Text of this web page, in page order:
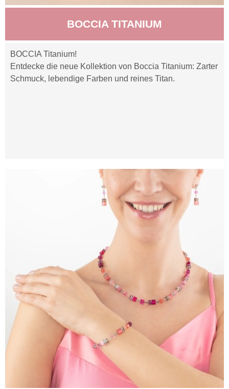
BOCCIA TITANIUM
BOCCIA Titanium!
Entdecke die neue Kollektion von Boccia Titanium: Zarter
Schmuck, lebendige Farben und reines Titan.